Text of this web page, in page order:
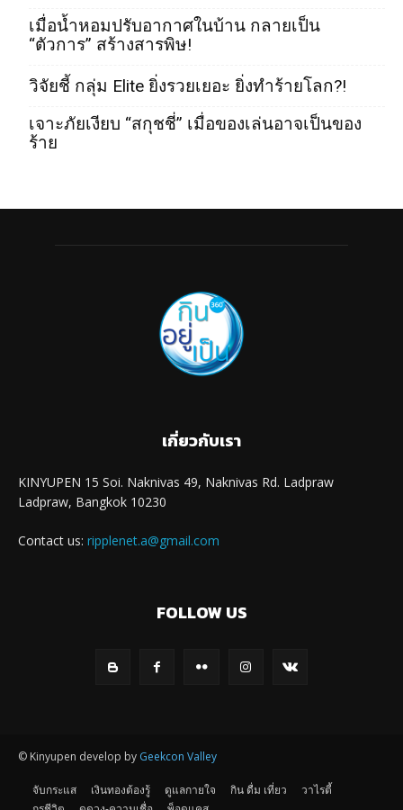
เมื่อน้ำหอมปรับอากาศในบ้าน กลายเป็น
“ตัวการ” สร้างสารพิษ!
วิจัยชี้ กลุ่ม Elite ยิ่งรวยเยอะ ยิ่งทำร้ายโลก?!
เจาะภัยเงียบ “สกุชชี่” เมื่อของเล่นอาจเป็นของ
ร้าย
เกี่ยวกับเรา
KINYUPEN 15 Soi. Naknivas 49, Naknivas Rd. Ladpraw
Ladpraw, Bangkok 10230
Contact us: ripplenet.a@gmail.com
FOLLOW US
© Kinyupen develop by Geekcon Valley
จับกระแส เงินทองต้องรู้ ดูแลกายใจ กิน ดื่ม เที่ยว
วาไรตี้